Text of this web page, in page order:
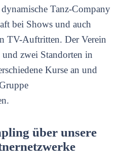
Tanz-Company
bei Shows und auch
TV-Auftritten. Der Verein
zwei Standorten in
Kurse an und
über unsere